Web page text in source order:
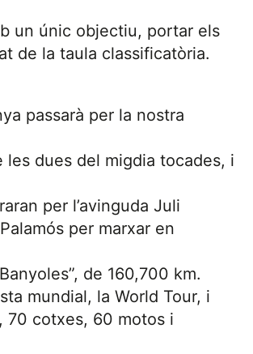
un únic objectiu, portar els
de la taula classificatòria.
passarà per la nostra
les dues del migdia tocades, i
per l’avinguda Juli
per marxar en
de 160,700 km.
mundial, la World Tour, i
70 cotxes, 60 motos i